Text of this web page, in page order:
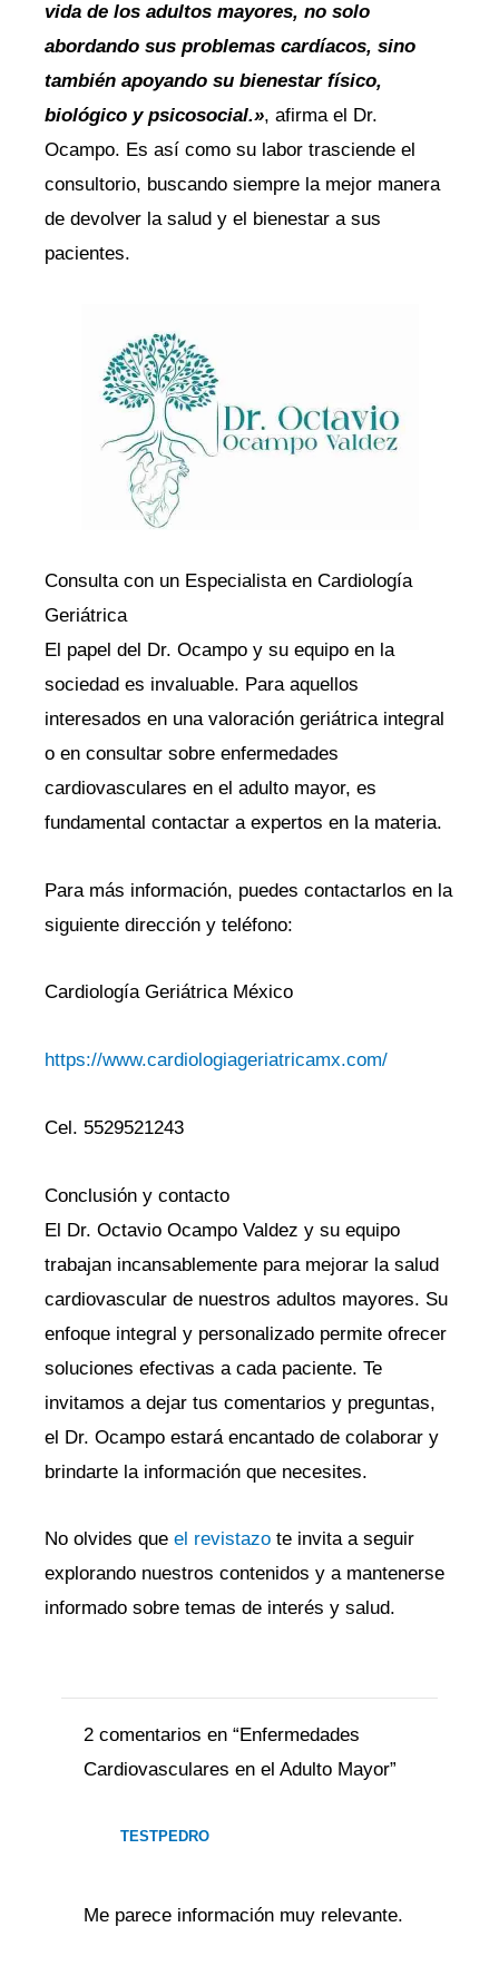
vida de los adultos mayores, no solo
abordando sus problemas cardíacos, sino
también apoyando su bienestar físico,
biológico y psicosocial.», afirma el Dr.
Ocampo. Es así como su labor trasciende el
consultorio, buscando siempre la mejor manera
de devolver la salud y el bienestar a sus
pacientes.
Consulta con un Especialista en Cardiología
Geriátrica
El papel del Dr. Ocampo y su equipo en la
sociedad es invaluable. Para aquellos
interesados en una valoración geriátrica integral
o en consultar sobre enfermedades
cardiovasculares en el adulto mayor, es
fundamental contactar a expertos en la materia.
Para más información, puedes contactarlos en la
siguiente dirección y teléfono:
Cardiología Geriátrica México
https://www.cardiologiageriatricamx.com/
Cel. 5529521243
Conclusión y contacto
El Dr. Octavio Ocampo Valdez y su equipo
trabajan incansablemente para mejorar la salud
cardiovascular de nuestros adultos mayores. Su
enfoque integral y personalizado permite ofrecer
soluciones efectivas a cada paciente. Te
invitamos a dejar tus comentarios y preguntas,
el Dr. Ocampo estará encantado de colaborar y
brindarte la información que necesites.
No olvides que el revistazo te invita a seguir
explorando nuestros contenidos y a mantenerse
informado sobre temas de interés y salud.
2 comentarios en “Enfermedades
Cardiovasculares en el Adulto Mayor”
TESTPEDRO
Me parece información muy relevante.